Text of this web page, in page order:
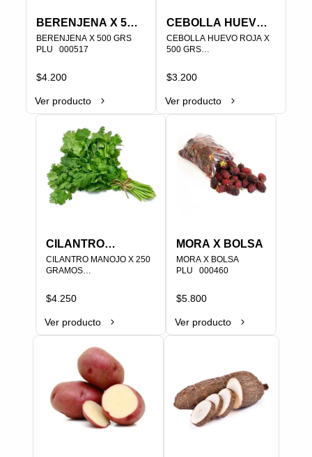
BERENJENA X 500
GRS
BERENJENA X 500 GRS
PLU   000517
$4.200
Ver producto
CEBOLLA HUEVO
ROJA X 500 GRS
CEBOLLA HUEVO ROJA X
500 GRS
$3.200
Ver producto
CILANTRO
MANOJO X 250
GRAMOS
CILANTRO MANOJO X 250
GRAMOS
$4.250
Ver producto
MORA X BOLSA
MORA X BOLSA
PLU   000460
$5.800
Ver producto